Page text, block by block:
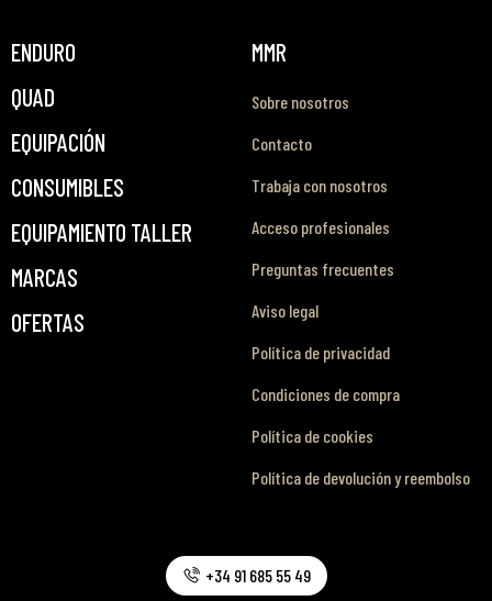
ENDURO
QUAD
EQUIPACIÓN
CONSUMIBLES
EQUIPAMIENTO TALLER
MARCAS
OFERTAS
MMR
Sobre nosotros
Contacto
Trabaja con nosotros
Acceso profesionales
Preguntas frecuentes
Aviso legal
Política de privacidad
Condiciones de compra
Política de cookies
Política de devolución y reembolso
+34 91 685 55 49